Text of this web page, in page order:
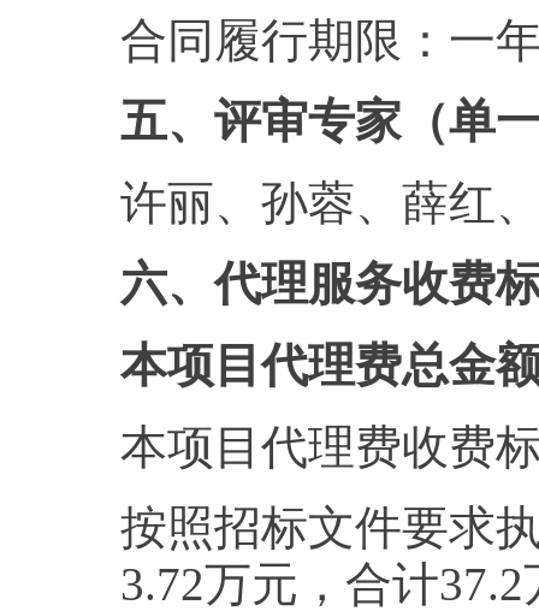
合同履行期限：一
五、评审专家（单
许丽、孙蓉、薛红
六、代理服务收费
本项目代理费总金
本项目代理费收费
按照招标文件要求
3.72万元，合计